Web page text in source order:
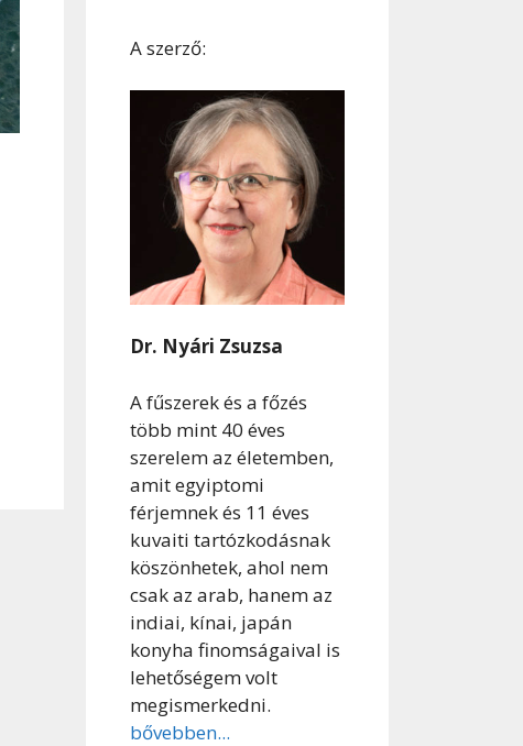
A szerző:
Dr. Nyári Zsuzsa
A fűszerek és a főzés
több mint 40 éves
szerelem az életemben,
amit egyiptomi
férjemnek és 11 éves
kuvaiti tartózkodásnak
köszönhetek, ahol nem
csak az arab, hanem az
indiai, kínai, japán
konyha finomságaival is
lehetőségem volt
megismerkedni.
bővebben...